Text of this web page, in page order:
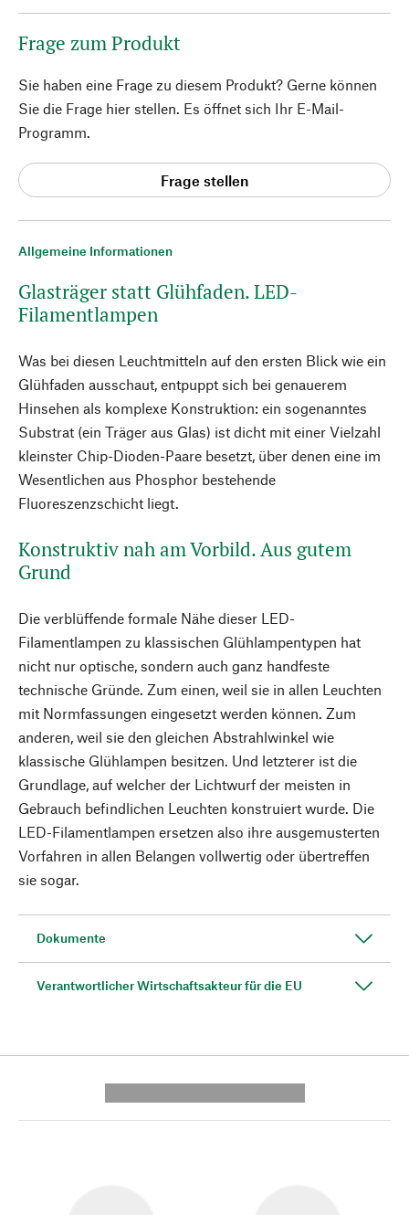
Allgemeine Informationen
Glasträger statt Glühfaden. LED-
Filamentlampen
Was bei diesen Leuchtmitteln auf den ersten Blick wie ein
Glühfaden ausschaut, entpuppt sich bei genauerem
Hinsehen als komplexe Konstruktion: ein sogenanntes
Substrat (ein Träger aus Glas) ist dicht mit einer Vielzahl
kleinster Chip-Dioden-Paare besetzt, über denen eine im
Wesentlichen aus Phosphor bestehende
Fluoreszenzschicht liegt.
Konstruktiv nah am Vorbild. Aus gutem
Grund
Die verblüffende formale Nähe dieser LED-
Filamentlampen zu klassischen Glühlampentypen hat
nicht nur optische, sondern auch ganz handfeste
technische Gründe. Zum einen, weil sie in allen Leuchten
mit Normfassungen eingesetzt werden können. Zum
anderen, weil sie den gleichen Abstrahlwinkel wie
klassische Glühlampen besitzen. Und letzterer ist die
Grundlage, auf welcher der Lichtwurf der meisten in
Gebrauch befindlichen Leuchten konstruiert wurde. Die
LED-Filamentlampen ersetzen also ihre ausgemusterten
Vorfahren in allen Belangen vollwertig oder übertreffen
sie sogar.
Dokumente
Verantwortlicher Wirtschaftsakteur für die EU
Frage zum Produkt
Sie haben eine Frage zu diesem Produkt? Gerne können
Sie die Frage hier stellen. Es öffnet sich Ihr E-Mail-
Programm.
Frage stellen